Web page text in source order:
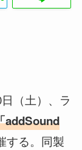
（土）、ラ
addSound
する。同製